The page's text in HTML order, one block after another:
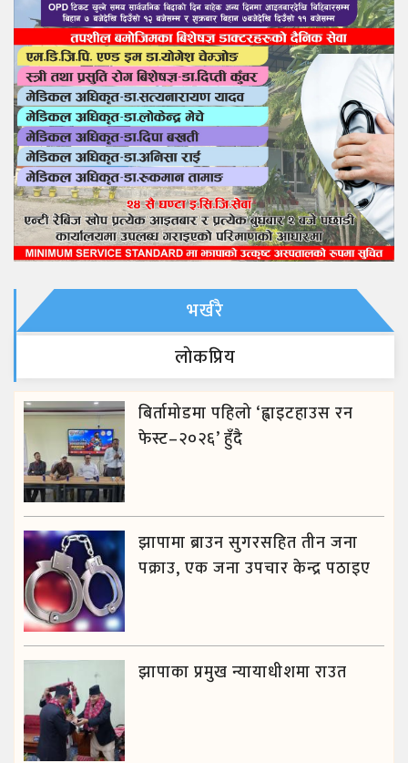
भर्खरै
लाेकप्रिय
बिर्तामोडमा पहिलो ‘ह्वाइटहाउस रन
फेस्ट–२०२६’ हुँदै
झापामा ब्राउन सुगरसहित तीन जना
पक्राउ, एक जना उपचार केन्द्र पठाइए
झापाका प्रमुख न्यायाधीशमा राउत